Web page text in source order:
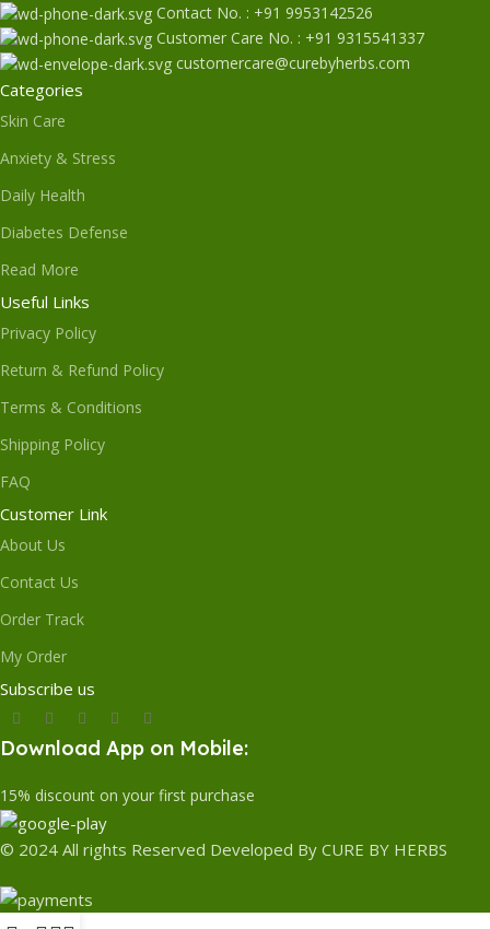
Contact No. : +91 9953142526
Customer Care No. : +91 9315541337
customercare@curebyherbs.com
Categories
Skin Care
Anxiety & Stress
Daily Health
Diabetes Defense
Read More
Useful Links
Privacy Policy
Return & Refund Policy
Terms & Conditions
Shipping Policy
FAQ
Customer Link
About Us
Contact Us
Order Track
My Order
Subscribe us
Download App on Mobile:
15% discount on your first purchase
© 2024 All rights Reserved Developed By CURE BY HERBS